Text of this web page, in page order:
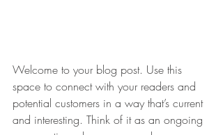
Welcome to your blog post. Use this
space to connect with your readers and
potential customers in a way that’s current
and interesting. Think of it as an ongoing